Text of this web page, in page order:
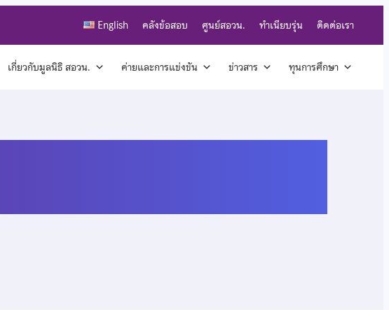
English คลังข้อสอบ ศูนย์สอวน. ทำเนียบรุ่น ติดต่อเรา
เกี่ยวกับมูลนิธิ สอวน. ค่ายและการแข่งขัน ข่าวสาร ทุนการศึกษา